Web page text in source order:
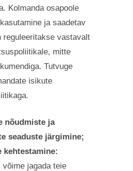
Kolmanda osapoole
ja saadetav
reguleeritakse vastavalt
mitte
Tutvuge
isikute
nõudmiste ja
seaduste järgimine;
kehtestamine:
võime jagada teie